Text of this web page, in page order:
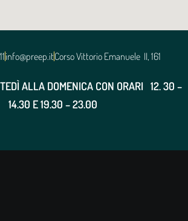
ALLA DOMENICA CON ORARI 12. 30 –
14.30 E 19.30 – 23.00
info@preep.itCorso Vittorio Emanuele II, 161